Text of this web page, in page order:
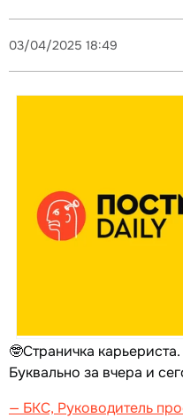
03/04/2025 18:49
🤓Страничка
Буквально за вчера и
— БКС, Руководитель